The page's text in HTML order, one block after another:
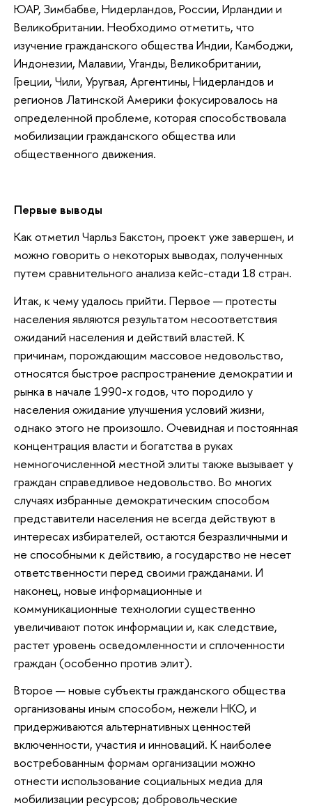
ЮАР, Зимбабве, Нидерландов, России, Ирландии и
Великобритании. Необходимо отметить, что
изучение гражданского общества Индии, Камбоджи,
Индонезии, Малавии, Уганды, Великобритании,
Греции, Чили, Уругвая, Аргентины, Нидерландов и
регионов Латинской Америки фокусировалось на
определенной проблеме, которая способствовала
мобилизации гражданского общества или
общественного движения.
Первые выводы
Как отметил Чарльз Бакстон, проект уже завершен, и
можно говорить о некоторых выводах, полученных
путем сравнительного анализа кейс-стади 18 стран.
Итак, к чему удалось прийти. Первое — протесты
населения являются результатом несоответствия
ожиданий населения и действий властей. К
причинам, порождающим массовое недовольство,
относятся быстрое распространение демократии и
рынка в начале 1990-х годов, что породило у
населения ожидание улучшения условий жизни,
однако этого не произошло. Очевидная и постоянная
концентрация власти и богатства в руках
немногочисленной местной элиты также вызывает у
граждан справедливое недовольство. Во многих
случаях избранные демократическим способом
представители населения не всегда действуют в
интересах избирателей, остаются безразличными и
не способными к действию, а государство не несет
ответственности перед своими гражданами. И
наконец, новые информационные и
коммуникационные технологии существенно
увеличивают поток информации и, как следствие,
растет уровень осведомленности и сплоченности
граждан (особенно против элит).
Второе — новые субъекты гражданского общества
организованы иным способом, нежели НКО, и
придерживаются альтернативных ценностей
включенности, участия и инноваций. К наиболее
востребованным формам организации можно
отнести использование социальных медиа для
мобилизации ресурсов; добровольческие